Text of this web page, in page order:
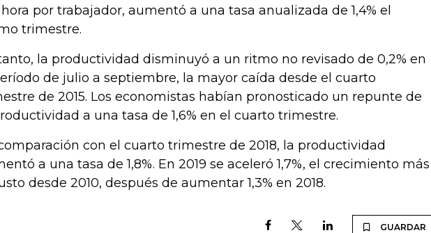
por trabajador, aumentó a una tasa anualizada de 1,4% el
trimestre.
la productividad disminuyó a un ritmo no revisado de 0,2% en
de julio a septiembre, la mayor caída desde el cuarto
de 2015. Los economistas habían pronosticado un repunte de
a una tasa de 1,6% en el cuarto trimestre.
con el cuarto trimestre de 2018, la productividad
a una tasa de 1,8%. En 2019 se aceleró 1,7%, el crecimiento más
desde 2010, después de aumentar 1,3% en 2018.
GUARDAR